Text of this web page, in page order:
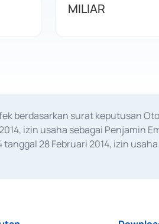
MILIAR
berdasarkan surat keputusan
izin usaha sebagai Penjamin
28 Februari 2014, izin